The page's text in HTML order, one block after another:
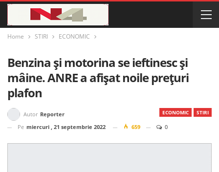
Home STIRI ECONOMIC
Benzina și motorina se ieftinesc și
mâine. ANRE a afișat noile prețuri
plafon
ECONOMIC STIRI
Autor Reporter
Pe miercuri , 21 septembrie 2022 659 0